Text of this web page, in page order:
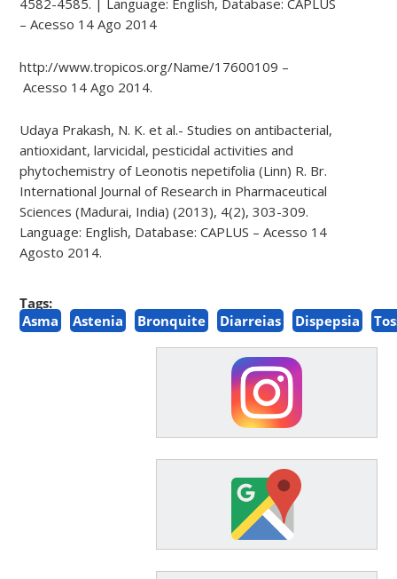
– Acesso 14 Ago 2014
http://www.tropicos.org/Name/17600109 –
Acesso 14 Ago 2014.
Udaya Prakash, N. K. et al.- Studies on antibacterial,
antioxidant, larvicidal, pesticidal activities and
phytochemistry of Leonotis nepetifolia (Linn) R. Br.
International Journal of Research in Pharmaceutical
Sciences (Madurai, India) (2013), 4(2), 303-309.
Language: English, Database: CAPLUS – Acesso 14
Agosto 2014.
Tags:
Asma
Astenia Bronquite Diarreias Dispepsia